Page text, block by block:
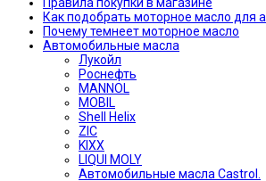
Как подобрать моторное масло для
Почему темнеет моторное масло
Автомобильные масла
Лукойл
Роснефть
MANNOL
MOBIL
Shell Helix
ZIC
KIXX
LIQUI MOLY
Автомобильные масла Castrol.